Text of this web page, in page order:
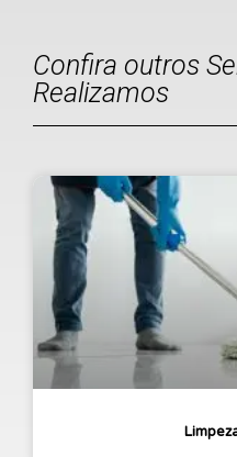
Confira outros
Realizamos